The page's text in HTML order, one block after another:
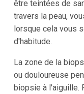
être teintées de
travers la peau,
lorsque cela vous
d'habitude.
La zone de la
ou douloureuse
biopsie à l'aiguille.